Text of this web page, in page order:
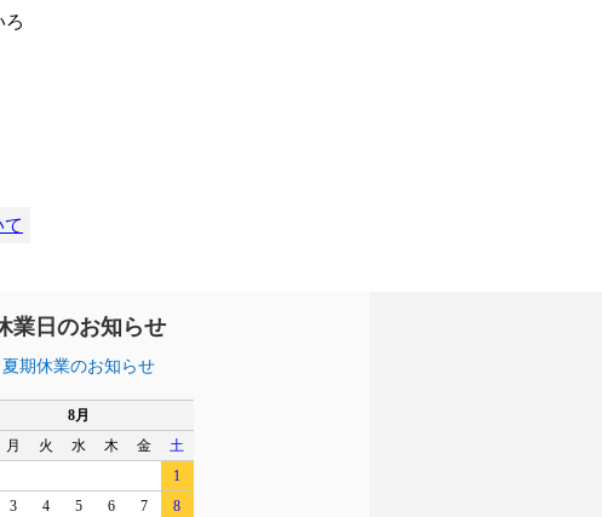
ろ
業日のお知らせ
夏期休業のお知らせ
8月
月 火 水 木 金
土
1
3 4 5 6 7
8